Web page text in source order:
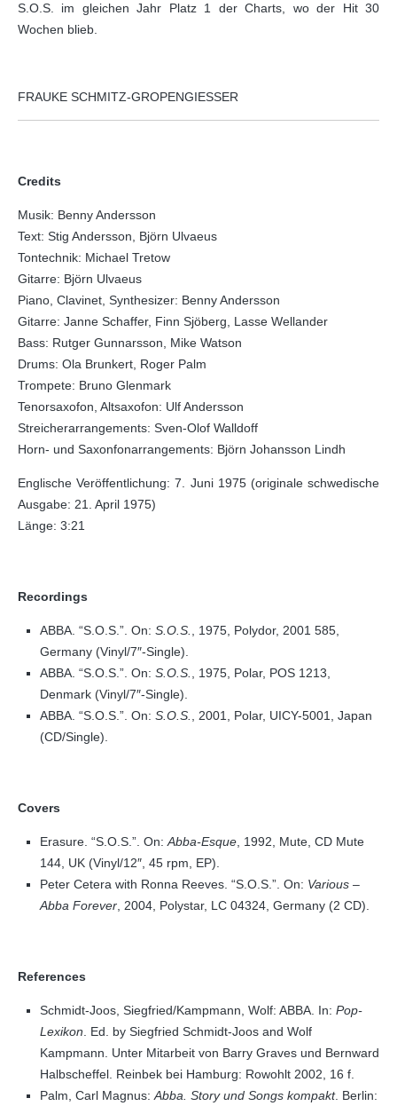
S.O.S. im gleichen Jahr Platz 1 der Charts, wo der Hit 30
Wochen blieb.
FRAUKE SCHMITZ-GROPENGIESSER
Credits
Musik: Benny Andersson
Text: Stig Andersson, Björn Ulvaeus
Tontechnik: Michael Tretow
Gitarre: Björn Ulvaeus
Piano, Clavinet, Synthesizer: Benny Andersson
Gitarre: Janne Schaffer, Finn Sjöberg, Lasse Wellander
Bass: Rutger Gunnarsson, Mike Watson
Drums: Ola Brunkert, Roger Palm
Trompete: Bruno Glenmark
Tenorsaxofon, Altsaxofon: Ulf Andersson
Streicherarrangements: Sven-Olof Walldoff
Horn- und Saxonfonarrangements: Björn Johansson Lindh
Englische Veröffentlichung: 7. Juni 1975 (originale schwedische
Ausgabe: 21. April 1975)
Länge: 3:21
Recordings
ABBA. “S.O.S.”. On: S.O.S.
, 1975, Polydor, 2001 585,
Germany (Vinyl/7″-Single).
ABBA. “S.O.S.”. On: S.O.S.
, 1975, Polar, POS 1213,
Denmark (Vinyl/7″-Single).
ABBA. “S.O.S.”. On: S.O.S.
, 2001, Polar, UICY-5001, Japan
(CD/Single).
Covers
Erasure. “S.O.S.”. On: Abba-Esque , 1992, Mute, CD Mute
144, UK (Vinyl/12″, 45 rpm, EP).
Peter Cetera with Ronna Reeves. “S.O.S.”. On: Various –
Abba Forever , 2004, Polystar, LC 04324, Germany (2 CD).
References
Schmidt-Joos, Siegfried/Kampmann, Wolf: ABBA. In: Pop-
Lexikon . Ed. by Siegfried Schmidt-Joos and Wolf
Kampmann. Unter Mitarbeit von Barry Graves und Bernward
Halbscheffel. Reinbek bei Hamburg: Rowohlt 2002, 16 f.
Palm, Carl Magnus: Abba. Story und Songs kompakt. Berlin: